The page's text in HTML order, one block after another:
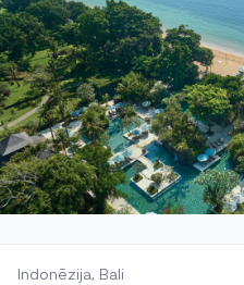
Indonēzija, Bali